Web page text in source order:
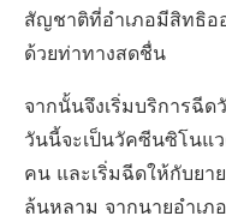
สัญชาติที่อำเภอมีสิทธิอ
ด้วยท่าทางสดชื่น
จากนั้นจึงเริ่มบริการฉี
วันนี้จะเป็นวัคซีนซิโนแ
คน และเริ่มฉีดให้กับยา
ล้นหลาม จากนายอำเ